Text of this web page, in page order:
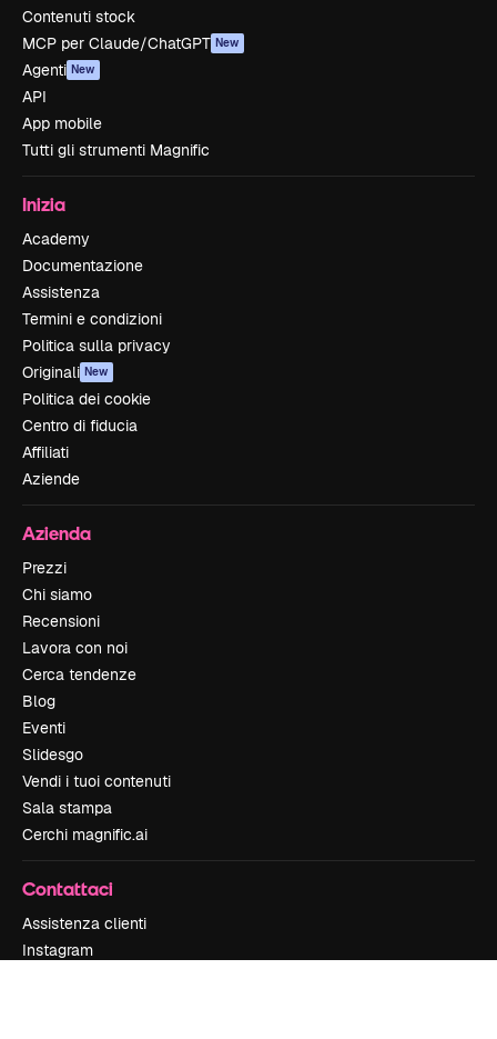
Contenuti stock
MCP per Claude/ChatGPT New
Agenti New
API
App mobile
Tutti gli strumenti Magnific
Inizia
Academy
Documentazione
Assistenza
Termini e condizioni
Politica sulla privacy
Originali New
Politica dei cookie
Centro di fiducia
Affiliati
Aziende
Azienda
Prezzi
Chi siamo
Recensioni
Lavora con noi
Cerca tendenze
Blog
Eventi
Slidesgo
Vendi i tuoi contenuti
Sala stampa
Cerchi magnific.ai
Contattaci
Assistenza clienti
Instagram